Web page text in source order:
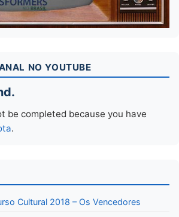
NO YOUTUBE
be completed because you have
.
Cultural 2018 – Os Vencedores